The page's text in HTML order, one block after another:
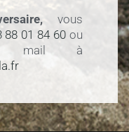
vous
88 01 84 60 ou
mail à